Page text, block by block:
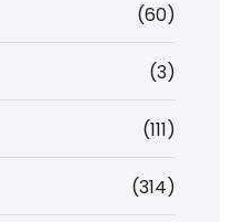
(60)
(3)
(111)
(314)